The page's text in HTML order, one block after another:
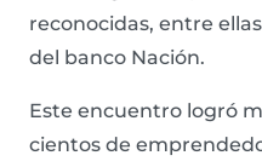
reconocidas, entre
del banco Nación.
Este encuentro logró
cientos de